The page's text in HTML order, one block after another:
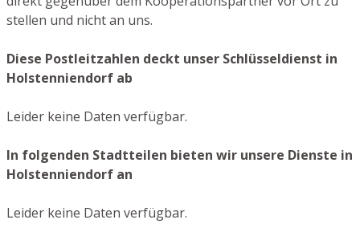
stellen und nicht an uns.
Diese Postleitzahlen deckt unser Schlüsseldienst in
Holstenniendorf ab
Leider keine Daten verfügbar.
In folgenden Stadtteilen bieten wir unsere Dienste in
Holstenniendorf an
Leider keine Daten verfügbar.